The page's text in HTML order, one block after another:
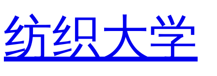
纺织大学